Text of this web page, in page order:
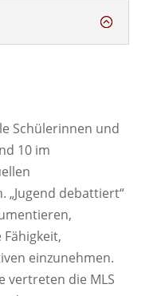
Schülerinnen und
10 im
„Jugend debattiert“
einzunehmen.
vertreten die MLS